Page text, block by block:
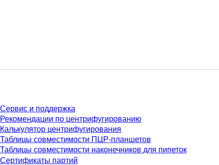
Сервис и поддержка
Рекомендации по центрифугированию
Калькулятор центрифугирования
Таблицы совместимости ПЦР-планшетов
Таблицы совместимости наконечников для пипеток
Сертификаты партий